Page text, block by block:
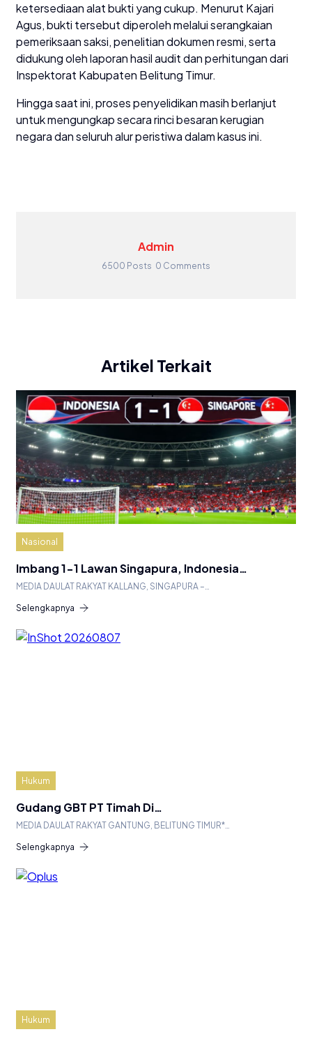
ketersediaan alat bukti yang cukup. Menurut Kajari
Agus, bukti tersebut diperoleh melalui serangkaian
pemeriksaan saksi, penelitian dokumen resmi, serta
didukung oleh laporan hasil audit dan perhitungan dari
Inspektorat Kabupaten Belitung Timur.
Hingga saat ini, proses penyelidikan masih berlanjut
untuk mengungkap secara rinci besaran kerugian
negara dan seluruh alur peristiwa dalam kasus ini.
Admin
6500 Posts 0 Comments
Artikel Terkait
Nasional
Imbang 1-1 Lawan Singapura, Indonesia…
MEDIA DAULAT RAKYAT KALLANG, SINGAPURA –…
Selengkapnya
Hukum
Gudang GBT PT Timah Di…
MEDIA DAULAT RAKYAT GANTUNG, BELITUNG TIMUR*…
Selengkapnya
Hukum